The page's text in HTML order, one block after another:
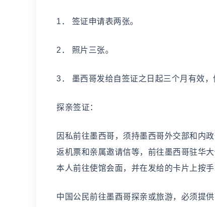
1． 签证申请表两张。
2． 照片三张。
3． 墨西哥发给自签证之日起三个月有效，
探亲签证：
因私前往墨西哥，须持墨西哥外交部和内
返机票和亲属邀请信等，前往墨西哥驻华
本人前往使馆会面，并在发给的卡片上按手
中国公民前往墨酉哥探亲或旅游，必须提供